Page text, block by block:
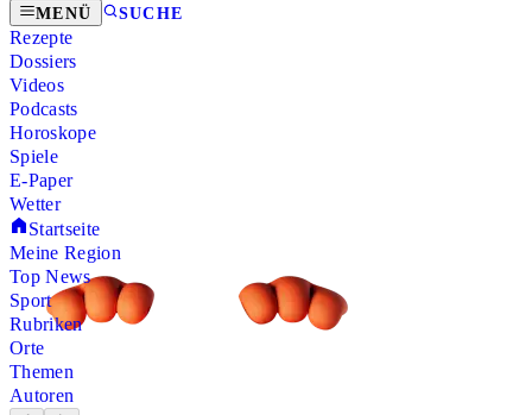
MENÜ SUCHE
Rezepte
Dossiers
Videos
Podcasts
Horoskope
Spiele
E-Paper
Wetter
Startseite
Meine Region
Top News
Sport
Rubriken
Orte
Themen
Autoren